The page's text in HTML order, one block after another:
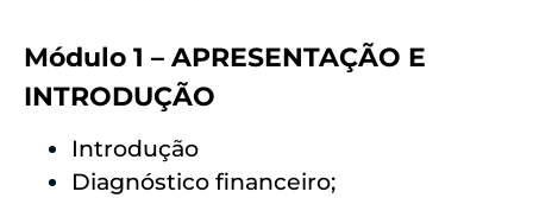
Módulo 1 – APRESENTAÇÃO E
INTRODUÇÃO
Introdução
Diagnóstico financeiro;